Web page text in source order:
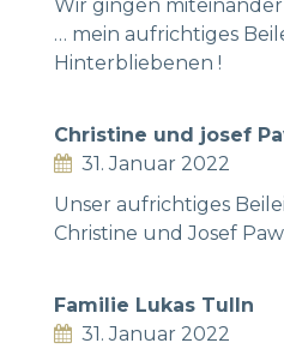
Wir gingen
… mein aufrichtiges
Hinterbliebenen !
Christine und josef
31. Januar 2022
Unser aufrichtiges
Christine und Josef
Familie Lukas Tulln
31. Januar 2022